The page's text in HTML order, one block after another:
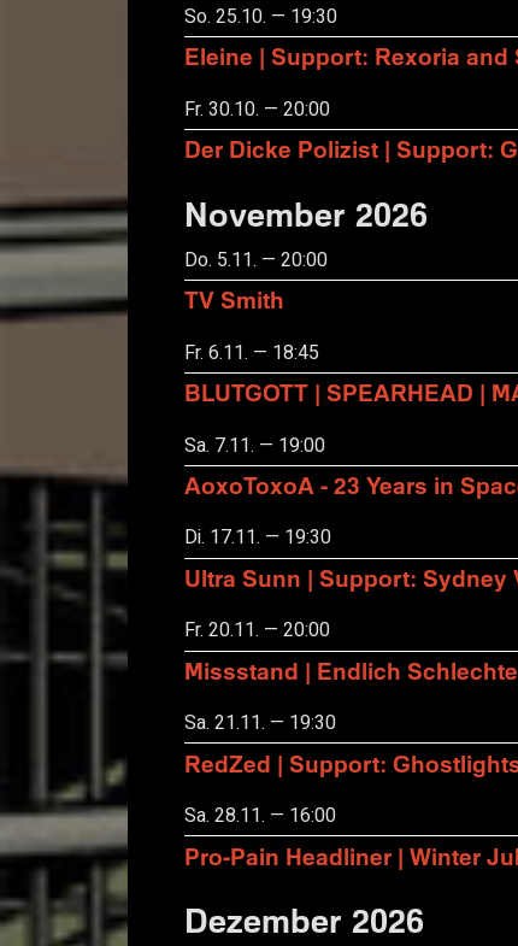
So. 25.10. — 19:30
Eleine | Support: Rexoria and
Fr. 30.10. — 20:00
Der Dicke Polizist | Support:
November 2026
Do. 5.11. — 20:00
TV Smith
Fr. 6.11. — 18:45
BLUTGOTT | SPEARHEAD |
Sa. 7.11. — 19:00
AoxoToxoA - 23 Years in
Di. 17.11. — 19:30
Ultra Sunn | Support: Sydney
Fr. 20.11. — 20:00
Missstand | Endlich
Sa. 21.11. — 19:30
RedZed | Support:
Sa. 28.11. — 16:00
Pro-Pain Headliner | Winter
Dezember 2026